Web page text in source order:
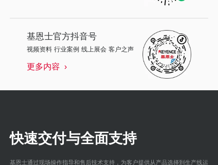
基恩士官方抖音号
视频资料 行业案例 线上展会 客户之声
更多内容
快速交付与全面支持
基恩士通过现场操作指导和售后技术支持，为客户提供从产品选择到生产线运